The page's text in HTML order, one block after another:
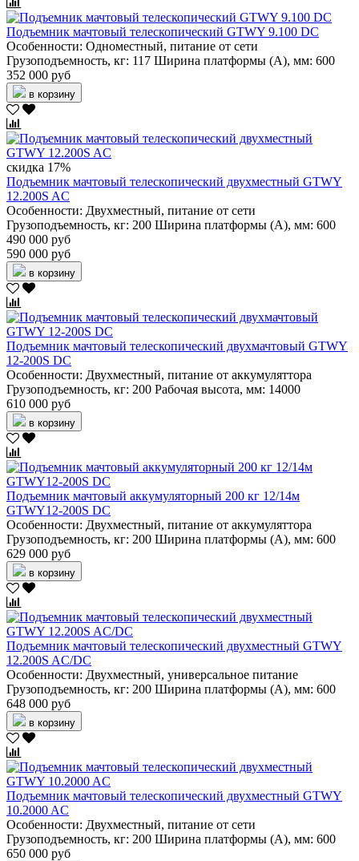
Подъемник мачтовый телескопический GTWY 9.100 DC
Особенности: Одноместный, питание от сети
Грузоподъемность, кг: 117 Ширина платформы (А), мм: 600
352 000 руб
в корзину
скидка 17%
Подъемник мачтовый телескопический двухместный GTWY
12.200S AC
Особенности: Двухместный, питание от сети
Грузоподъемность, кг: 200 Ширина платформы (А), мм: 600
490 000 руб
590 000 руб
в корзину
Подъемник мачтовый телескопический двухмачтовый GTWY
12-200S DC
Особенности: Двухместный, питание от аккумуляттора
Грузоподъемность, кг: 200 Рабочая высота, мм: 14000
610 000 руб
в корзину
Подъемник мачтовый аккумуляторный 200 кг 12/14м
GTWY12-200S DC
Особенности: Двухместный, питание от аккумуляттора
Грузоподъемность, кг: 200 Ширина платформы (А), мм: 600
629 000 руб
в корзину
Подъемник мачтовый телескопический двухместный GTWY
12.200S AC/DC
Особенности: Двухместный, универсальное питание
Грузоподъемность, кг: 200 Ширина платформы (А), мм: 600
648 000 руб
в корзину
Подъемник мачтовый телескопический двухместный GTWY
10.2000 AC
Особенности: Двухместный, питание от сети
Грузоподъемность, кг: 200 Ширина платформы (А), мм: 600
650 000 руб